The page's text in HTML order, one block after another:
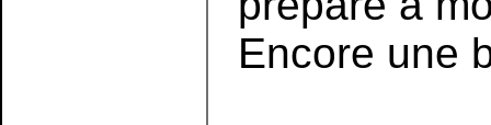
Encore une